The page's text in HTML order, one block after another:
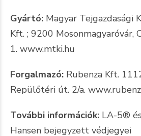
Gyártó: Magyar Tejgazdasági
Kft. ; 9200 Mosonmagyaróvár,
1. www.mtki.hu
Forgalmazó: Rubenza Kft.
Repülőtéri út. 2/a.
További információk: LA-5®
Hansen bejegyzett védjegyei